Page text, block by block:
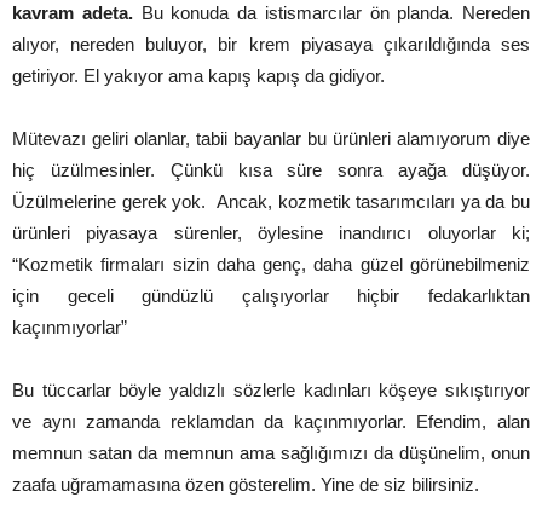
kavram adeta.Bu konuda da istismarcılar ön planda. Nereden
alıyor, nereden buluyor, bir krem piyasaya çıkarıldığında ses
getiriyor. El yakıyor ama kapış kapış da gidiyor.
Mütevazı geliri olanlar, tabii bayanlar bu ürünleri alamıyorum diye
hiç üzülmesinler. Çünkü kısa süre sonra ayağa düşüyor.
Üzülmelerine gerek yok. Ancak, kozmetik tasarımcıları ya da bu
ürünleri piyasaya sürenler, öylesine inandırıcı oluyorlar ki;
“Kozmetik firmaları sizin daha genç, daha güzel görünebilmeniz
için geceli gündüzlü çalışıyorlar hiçbir fedakarlıktan
kaçınmıyorlar”
Bu tüccarlar böyle yaldızlı sözlerle kadınları köşeye sıkıştırıyor
ve aynı zamanda reklamdan da kaçınmıyorlar. Efendim, alan
memnun satan da memnun ama sağlığımızı da düşünelim, onun
zaafa uğramamasına özen gösterelim. Yine de siz bilirsiniz.